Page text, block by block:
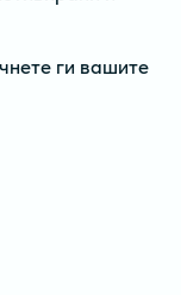
ги вашите